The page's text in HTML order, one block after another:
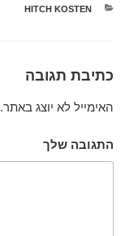
קטגוריות
HITCH KOSTEN
כתיבת תגובה
האימייל לא יוצג באתר.
התגובה שלך